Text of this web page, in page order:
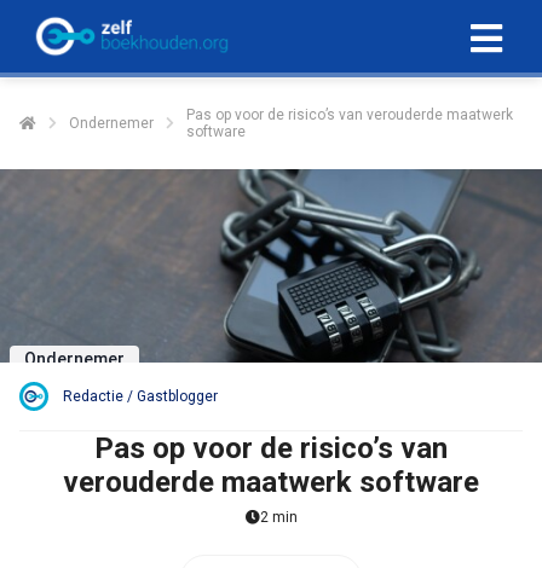
Ondernemer
Pas op voor de risico’s van verouderde maatwerk
software
Ondernemer
Redactie / Gastblogger
Pas op voor de risico’s van
verouderde maatwerk software
2 min